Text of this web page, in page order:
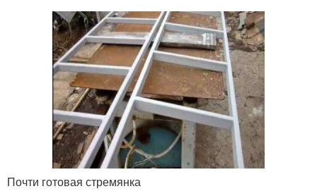
Почти готовая стремянка